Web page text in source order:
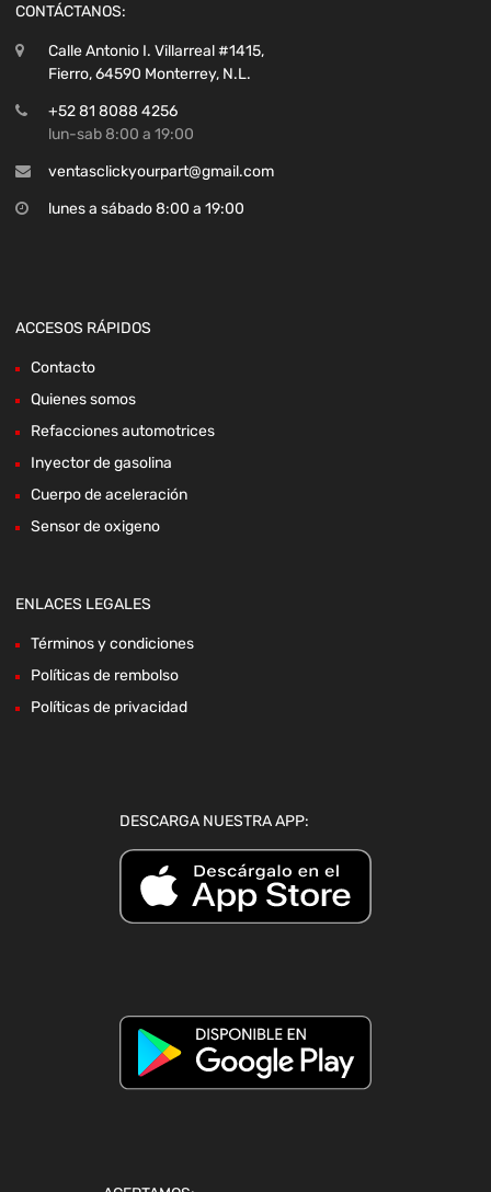
CONTÁCTANOS:
Calle Antonio I. Villarreal #1415,
Fierro, 64590 Monterrey, N.L.
+52 81 8088 4256
lun-sab 8:00 a 19:00
ventasclickyourpart@gmail.com
lunes a sábado 8:00 a 19:00
ACCESOS RÁPIDOS
Contacto
Quienes somos
Refacciones automotrices
Inyector de gasolina
Cuerpo de aceleración
Sensor de oxigeno
ENLACES LEGALES
Términos y condiciones
Políticas de rembolso
Políticas de privacidad
DESCARGA NUESTRA APP: